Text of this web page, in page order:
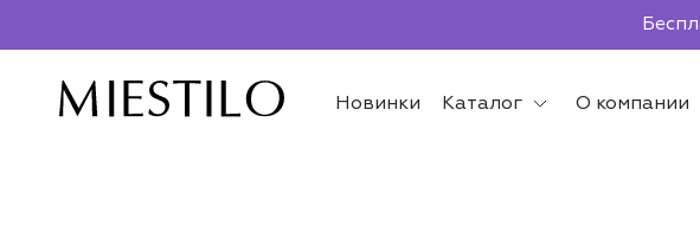
По
Новинки Каталог О компании